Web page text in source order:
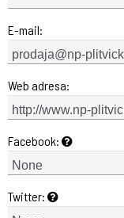
E-mail:
Web adresa:
Facebook:
Twitter: